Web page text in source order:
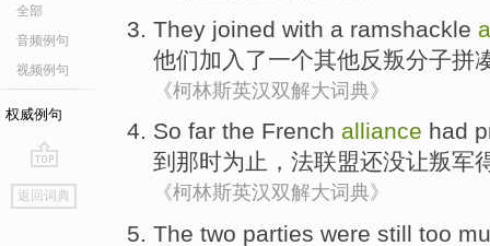
全部
音频例句
视频例句
权威例句
go
top
返回词典
They joined with a ramshackle
他们加入 了一个其他反叛分子拼
《柯林斯英汉双解大词典》
So far the French alliance had
到那时为止 ， 法联盟还没让叛军
《柯林斯英汉双解大词典》
The two parties were still too